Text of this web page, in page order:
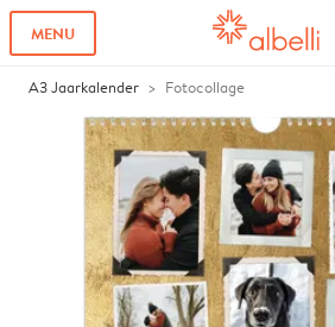
MENU
A3 Jaarkalender Fotocollage